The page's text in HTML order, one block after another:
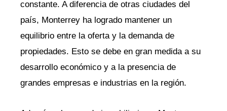
constante. A diferencia de otras ciudades del
país, Monterrey ha logrado mantener un
equilibrio entre la oferta y la demanda de
propiedades. Esto se debe en gran medida a su
desarrollo económico y a la presencia de
grandes empresas e industrias en la región.